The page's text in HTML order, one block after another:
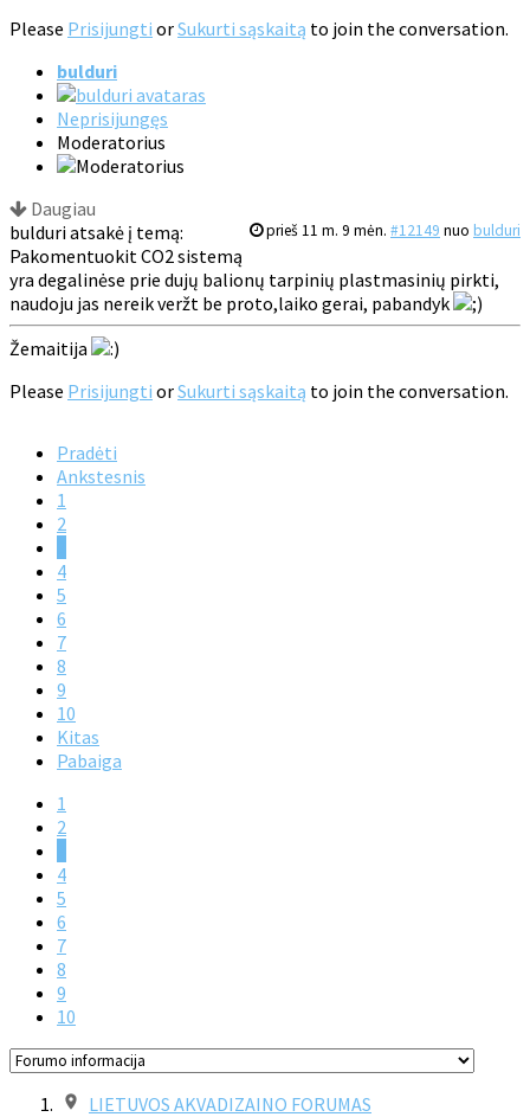
Please Prisijungti orSukurti sąskaitą to join the conversation.
bulduri
Neprisijungęs
Moderatorius
Daugiau
prieš 11 m. 9 mėn. #12149 nuo bulduri
bulduri atsakė į temą:
Pakomentuokit CO2 sistemą
yra degalinėse prie dujų balionų tarpinių plastmasinių pirkti,
naudoju jas nereik veržt be proto,laiko gerai, pabandyk
Žemaitija
Please Prisijungti orSukurti sąskaitą to join the conversation.
Pradėti
Ankstesnis
1
2
4
5
6
7
8
9
10
Kitas
Pabaiga
1
2
4
5
6
7
8
9
10
LIETUVOS AKVADIZAINO FORUMAS